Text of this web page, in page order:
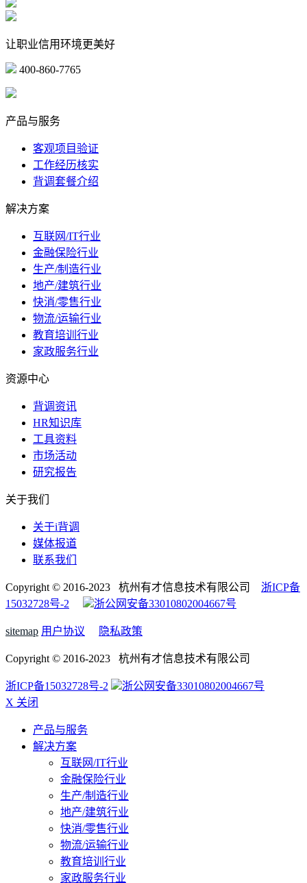
让职业信用环境更美好
400-860-7765
产品与服务
客观项目验证
工作经历核实
背调套餐介绍
解决方案
互联网/IT行业
金融保险行业
生产/制造行业
地产/建筑行业
快消/零售行业
物流/运输行业
教育培训行业
家政服务行业
资源中心
背调资讯
HR知识库
工具资料
市场活动
研究报告
关于我们
关于i背调
媒体报道
联系我们
Copyright © 2016-2023 杭州有才信息技术有限公司 浙ICP备
15032728号-2
浙公网安备33010802004667号
sitemap 用户协议 隐私政策
Copyright © 2016-2023 杭州有才信息技术有限公司
浙ICP备15032728号-2
浙公网安备33010802004667号
X 关闭
产品与服务
解决方案
互联网/IT行业
金融保险行业
生产/制造行业
地产/建筑行业
快消/零售行业
物流/运输行业
教育培训行业
家政服务行业